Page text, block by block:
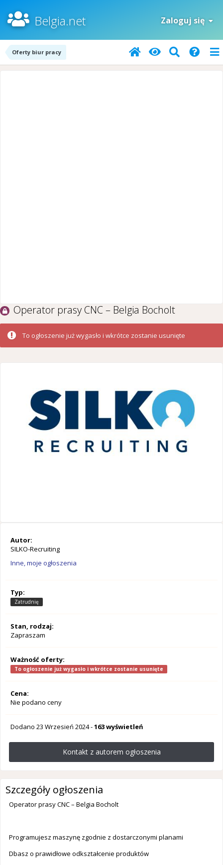
Belgia.net Zaloguj się
Oferty biur pracy
Operator prasy CNC – Belgia Bocholt
To ogłoszenie już wygasło i wkrótce zostanie usunięte
Autor:
SILKO-Recruiting
Inne, moje ogłoszenia
Typ:
Zatrudnię
Stan, rodzaj:
Zapraszam
Ważność oferty:
To ogłoszenie już wygasło i wkrótce zostanie usunięte
Cena:
Nie podano ceny
Dodano 23 Wrzesień 2024-163 wyświetleń
Kontakt z autorem ogłoszenia
Szczegóły ogłoszenia
Operator prasy CNC – Belgia Bocholt
Programujesz maszynę zgodnie z dostarczonymi planami
Dbasz o prawidłowe odkształcenie produktów